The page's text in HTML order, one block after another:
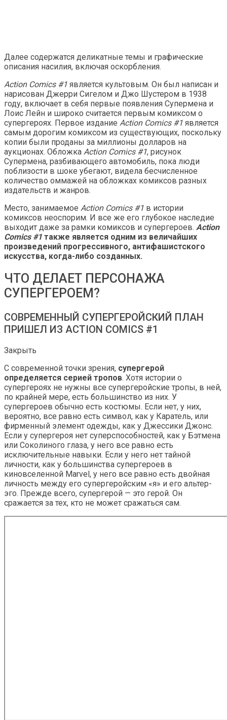
Далее содержатся деликатные темы и графические
описания насилия, включая оскорбления.
Action Comics #1 является культовым. Он был написан и
нарисован Джерри Сигелом и Джо Шустером в 1938
году, включает в себя первые появления Супермена и
Лоис Лейн и широко считается первым комиксом о
супергероях. Первое издание Action Comics #1 является
самым дорогим комиксом из существующих, поскольку
копии были проданы за миллионы долларов на
аукционах. Обложка Action Comics #1, рисунок
Супермена, разбивающего автомобиль, пока люди
поблизости в шоке убегают, видела бесчисленное
количество оммажей на обложках комиксов разных
издательств и жанров.
Место, занимаемое Action Comics #1 в истории
комиксов неоспорим. И все же его глубокое наследие
выходит даже за рамки комиксов и супергероев. Action
Comics #1 также является одним из величайших
произведений прогрессивного, антифашистского
искусства, когда-либо созданных.
ЧТО ДЕЛАЕТ ПЕРСОНАЖА
СУПЕРГЕРОЕМ?
СОВРЕМЕННЫЙ СУПЕРГЕРОЙСКИЙ ПЛАН
ПРИШЕЛ ИЗ ACTION COMICS #1
Закрыть
С современной точки зрения, супергерой
определяется серией тропов. Хотя истории о
супергероях не нужны все супергеройские тропы, в ней,
по крайней мере, есть большинство из них. У
супергероев обычно есть костюмы. Если нет, у них,
вероятно, все равно есть символ, как у Каратель, или
фирменный элемент одежды, как у Джессики Джонс.
Если у супергероя нет суперспособностей, как у Бэтмена
или Соколиного глаза, у него все равно есть
исключительные навыки. Если у него нет тайной
личности, как у большинства супергероев в
киновселенной Marvel, у него все равно есть двойная
личность между его супергеройским «я» и его альтер-
эго. Прежде всего, супергерой — это герой. Он
сражается за тех, кто не может сражаться сам.